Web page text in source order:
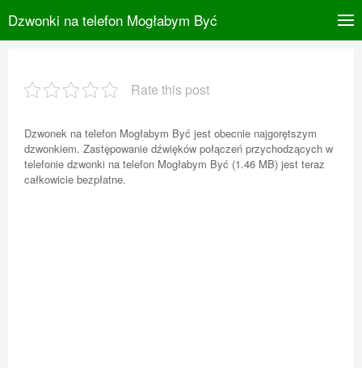
Dzwonki na telefon Mogłabym Być
Rate this post
Dzwonek na telefon Mogłabym Być jest obecnie najgorętszym
dzwonkiem. Zastępowanie dźwięków połączeń przychodzących w
telefonie dzwonki na telefon Mogłabym Być (1.46 MB) jest teraz
całkowicie bezpłatne.